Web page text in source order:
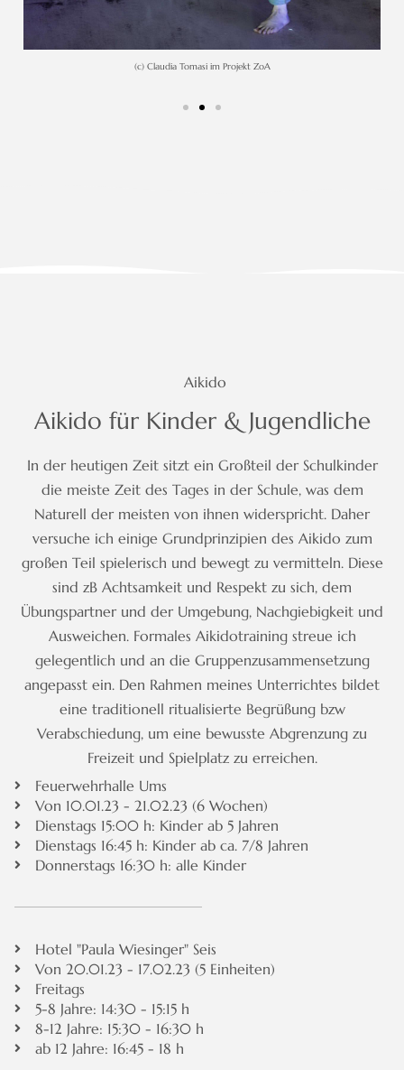
(c) Claudia Tomasi im Projekt ZoA
Aikido
Aikido für Kinder & Jugendliche
In der heutigen Zeit sitzt ein Großteil der Schulkinder
die meiste Zeit des Tages in der Schule, was dem
Naturell der meisten von ihnen widerspricht. Daher
versuche ich einige Grundprinzipien des Aikido zum
großen Teil spielerisch und bewegt zu vermitteln. Diese
sind zB Achtsamkeit und Respekt zu sich, dem
Übungspartner und der Umgebung, Nachgiebigkeit und
Ausweichen. Formales Aikidotraining streue ich
gelegentlich und an die Gruppenzusammensetzung
angepasst ein. Den Rahmen meines Unterrichtes bildet
eine traditionell ritualisierte Begrüßung bzw
Verabschiedung, um eine bewusste Abgrenzung zu
Freizeit und Spielplatz zu erreichen.
Feuerwehrhalle Ums
Von 10.01.23 - 21.02.23 (6 Wochen)
Dienstags 15:00 h: Kinder ab 5 Jahren
Dienstags 16:45 h: Kinder ab ca. 7/8 Jahren
Donnerstags 16:30 h: alle Kinder
Hotel "Paula Wiesinger" Seis
Von 20.01.23 - 17.02.23 (5 Einheiten)
Freitags
5-8 Jahre: 14:30 - 15:15 h
8-12 Jahre: 15:30 - 16:30 h
ab 12 Jahre: 16:45 - 18 h